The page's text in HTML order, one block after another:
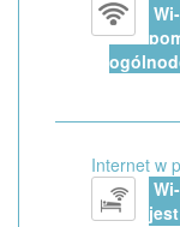
Internet w